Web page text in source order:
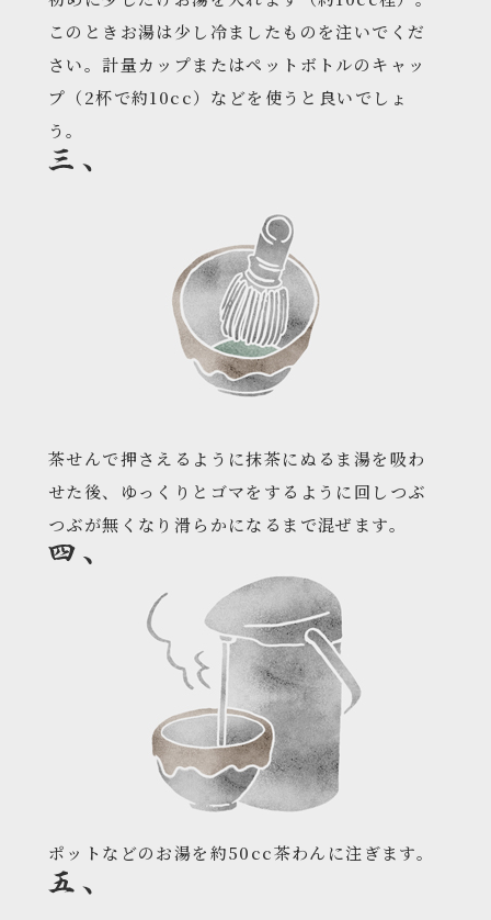
このときお湯は少し冷ましたものを注いでくだ
さい。計量カップまたはペットボトルのキャッ
プ（2杯で約10cc）などを使うと良いでしょ
う。
茶せんで押さえるように抹茶にぬるま湯を吸わ
せた後、ゆっくりとゴマをするように回しつぶ
つぶが無くなり滑らかになるまで混ぜます。
ポットなどのお湯を約50cc茶わんに注ぎます。